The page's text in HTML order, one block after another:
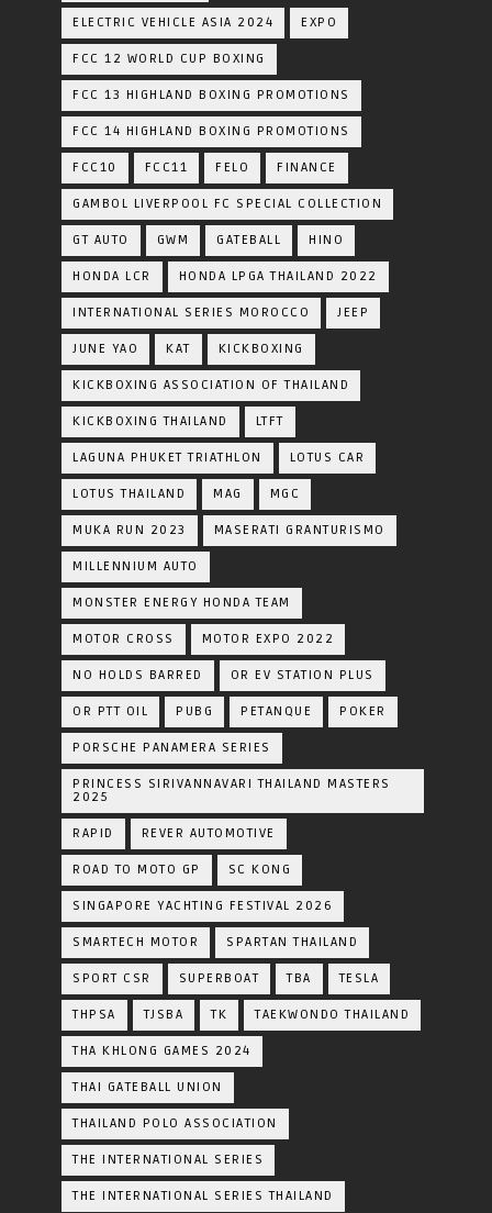
ELECTRIC VEHICLE ASIA 2024 EXPO
FCC 12 WORLD CUP BOXING
FCC 13 HIGHLAND BOXING PROMOTIONS
FCC 14 HIGHLAND BOXING PROMOTIONS
FCC10 FCC11 FELO FINANCE
GAMBOL LIVERPOOL FC SPECIAL COLLECTION
GT AUTO GWM GATEBALL HINO
HONDA LCR HONDA LPGA THAILAND 2022
INTERNATIONAL SERIES MOROCCO JEEP
JUNE YAO KAT KICKBOXING
KICKBOXING ASSOCIATION OF THAILAND
KICKBOXING THAILAND LTFT
LAGUNA PHUKET TRIATHLON LOTUS CAR
LOTUS THAILAND MAG MGC
MUKA RUN 2023 MASERATI GRANTURISMO
MILLENNIUM AUTO
MONSTER ENERGY HONDA TEAM
MOTOR CROSS MOTOR EXPO 2022
NO HOLDS BARRED OR EV STATION PLUS
OR PTT OIL PUBG PETANQUE POKER
PORSCHE PANAMERA SERIES
PRINCESS SIRIVANNAVARI THAILAND MASTERS
2025
RAPID REVER AUTOMOTIVE
ROAD TO MOTO GP SC KONG
SINGAPORE YACHTING FESTIVAL 2026
SMARTECH MOTOR SPARTAN THAILAND
SPORT CSR SUPERBOAT TBA TESLA
THPSA TJSBA TK TAEKWONDO THAILAND
THA KHLONG GAMES 2024
THAI GATEBALL UNION
THAILAND POLO ASSOCIATION
THE INTERNATIONAL SERIES
THE INTERNATIONAL SERIES THAILAND